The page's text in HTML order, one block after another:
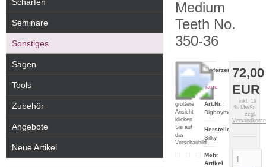
Medium
Teeth No.
350-36
Für eine
größere
Ansicht
klicken
Sie auf
das
Vorschaubild
72,00
EUR
inkl. 19
% MwSt.
zzgl.
Lieferzeit:
2-5
Tage
Art.Nr.:
Bigboymedium
Hersteller:
Silky
Mehr
Artikel
Seminare
Sonstiges
Sägen
Tools
Zubehör
Angebote
Neue Artikel